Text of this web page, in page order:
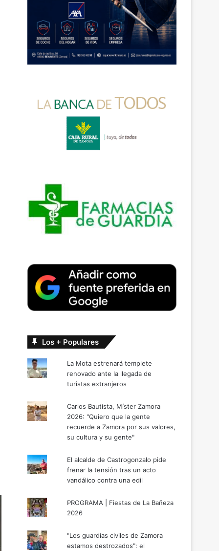
Los + Populares
La Mota estrenará templete
renovado ante la llegada de
turistas extranjeros
Carlos Bautista, Míster Zamora
2026: "Quiero que la gente
recuerde a Zamora por sus valores,
su cultura y su gente"
El alcalde de Castrogonzalo pide
frenar la tensión tras un acto
vandálico contra una edil
PROGRAMA | Fiestas de La Bañeza
2026
"Los guardias civiles de Zamora
estamos destrozados": el